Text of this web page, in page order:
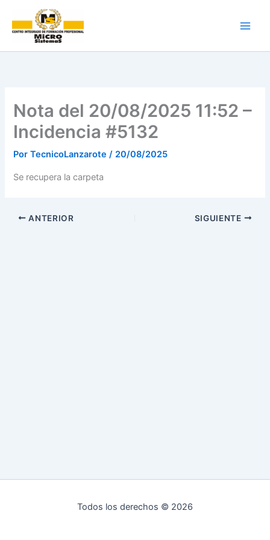
contenido
Nota del 20/08/2025 11:52 –
Incidencia #5132
PorTecnicoLanzarote/ 20/08/2025
Se recupera la carpeta
ANTERIOR SIGUIENTE
Todos los derechos © 2026